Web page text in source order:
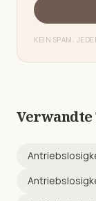
KEIN SPAM.
Verwandte